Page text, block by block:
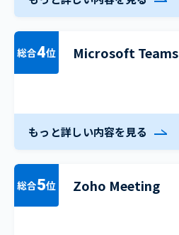
総合4位 Microsoft Teams
もっと詳しい内容を見る
総合5位 Zoho Meeting